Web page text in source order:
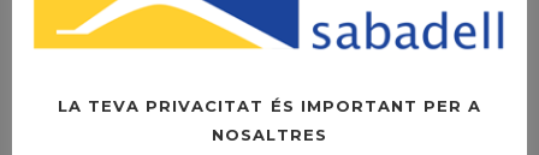
LA TEVA PRIVACITAT ÉS IMPORTANT PER A
NOSALTRES